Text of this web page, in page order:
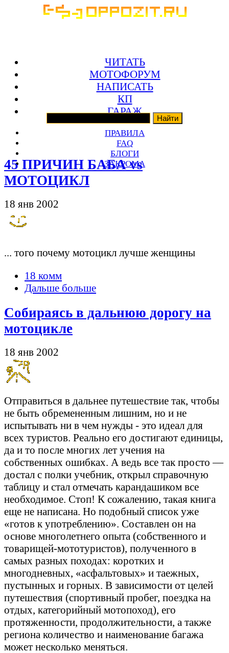
ЧИТАТЬ
МОТОФОРУМ
НАПИСАТЬ
КП
ГАРАЖ
ПРАВИЛА
FAQ
БЛОГИ
ЗАКРОМА
45 ПРИЧИН БАБА vs
МОТОЦИКЛ
18 янв 2002
... того почему мотоцикл лучше женщины
18 комм
Дальше больше
Собираясь в дальнюю дорогу на
мотоцикле
18 янв 2002
Отправиться в дальнее путешествие так, чтобы
не быть обремененным лишним, но и не
испытывать ни в чем нужды - это идеал для
всех туристов. Реально его достигают единицы,
да и то после многих лет учения на
собственных ошибках. А ведь все так просто —
достал с полки учебник, открыл справочную
таблицу и стал отмечать карандашиком все
необходимое. Стоп! К сожалению, такая книга
еще не написана. Но подобный список уже
«готов к употреблению». Составлен он на
основе многолетнего опыта (собственного и
товарищей-мототуристов), полученного в
самых разных походах: коротких и
многодневных, «асфальтовых» и таежных,
пустынных и горных. В зависимости от целей
путешествия (спортивный пробег, поездка на
отдых, категорийный мотопоход), его
протяженности, продолжительности, а также
региона количество и наименование багажа
может несколько меняться.